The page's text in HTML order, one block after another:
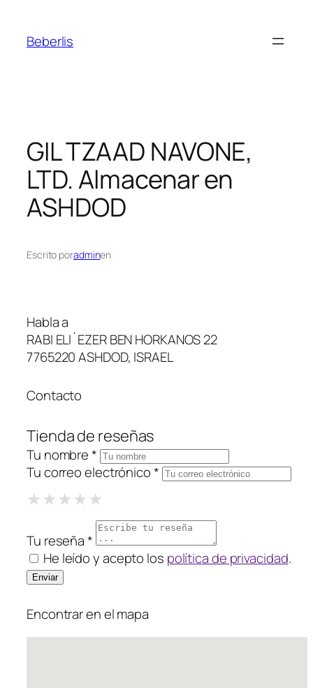
Beberlis
GIL TZAAD NAVONE,
LTD.Almacenar en
ASHDOD
Escrito poradminen
Habla a
RABI ELI´EZER BEN HORKANOS 22
7765220 ASHDOD, ISRAEL
Contacto
Tienda de reseñas
Tu nombre *
Tu correo electrónico *
★1 Star
★★2 Stars
★★★3 Stars
★★★★4 Stars
★★★★★
Tu reseña *
He leído y acepto los política de privacidad.
Encontrar en el mapa